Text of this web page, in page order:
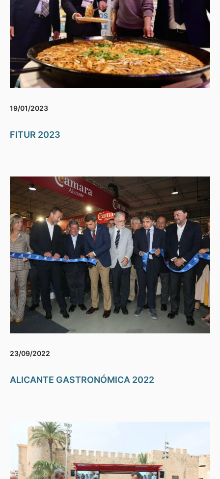
19/01/2023
FITUR 2023
23/09/2022
ALICANTE GASTRONÓMICA 2022